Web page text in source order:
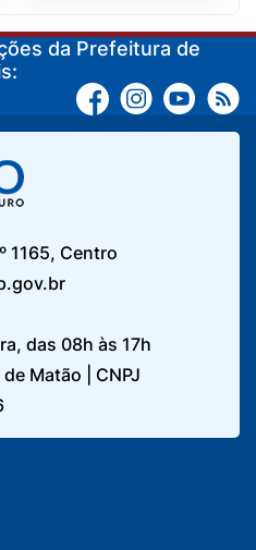
da Prefeitura de
1165, Centro
das 08h às 17h
Matão | CNPJ